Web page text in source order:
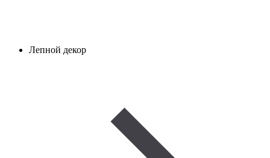
Лепной декор